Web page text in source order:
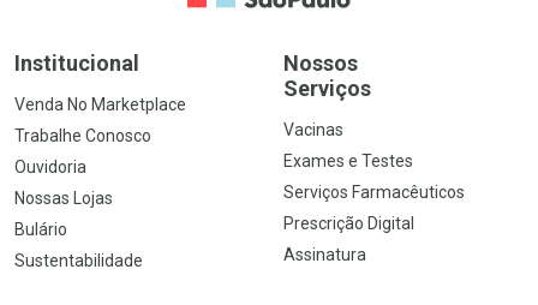
Institucional
Venda No Marketplace
Trabalhe Conosco
Ouvidoria
Nossas Lojas
Bulário
Sustentabilidade
Nossos
Serviços
Vacinas
Exames e Testes
Serviços Farmacêuticos
Prescrição Digital
Assinatura